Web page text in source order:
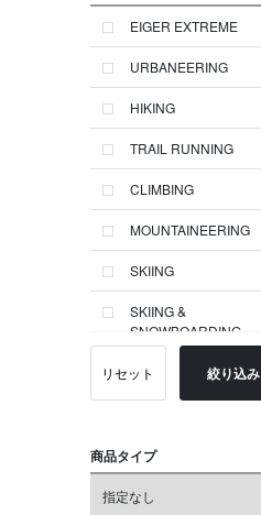
EIGER EXTREME
URBANEERING
HIKING
TRAIL RUNNING
CLIMBING
MOUNTAINEERING
SKIING
SKIING &
SNOWBOARDING
リセット 絞り込み
商品タイプ
指定なし